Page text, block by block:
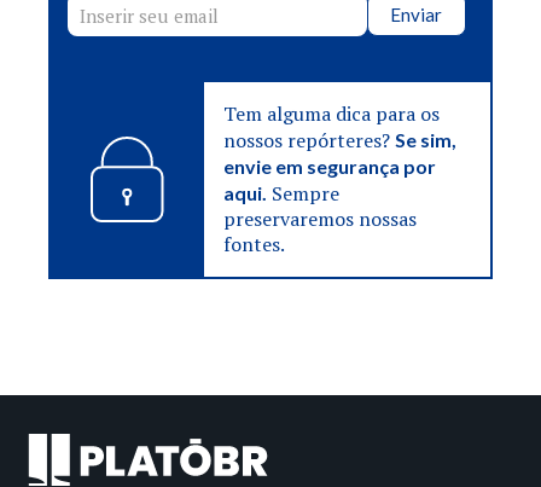
Enviar
Tem alguma dica para os
nossos repórteres?Se sim,
envie em segurança por
aqui. Sempre
preservaremos nossas
fontes.